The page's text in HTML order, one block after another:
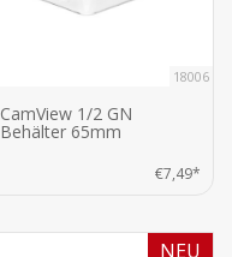
18006
CamView 1/2 GN
Behälter 65mm
€7,49*
NEU